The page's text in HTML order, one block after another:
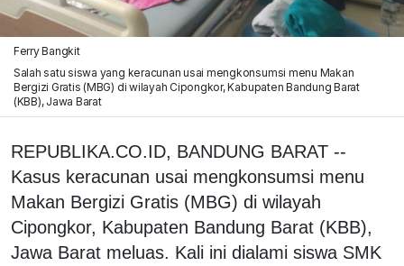
Ferry Bangkit
Salah satu siswa yang keracunan usai mengkonsumsi menu Makan
Bergizi Gratis (MBG) di wilayah Cipongkor, Kabupaten Bandung Barat
(KBB), Jawa Barat
REPUBLIKA.CO.ID, BANDUNG BARAT --
Kasus keracunan usai mengkonsumsi menu
Makan Bergizi Gratis (MBG) di wilayah
Cipongkor, Kabupaten Bandung Barat (KBB),
Jawa Barat meluas. Kali ini dialami siswa SMK